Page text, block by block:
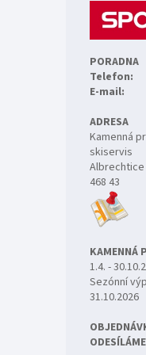
PORADNA
Telefon:
E-mail:
ADRESA
Kamenná
skiservis
468 43
KAMENNÁ
1.4. -
Sezónní
31.10.2026